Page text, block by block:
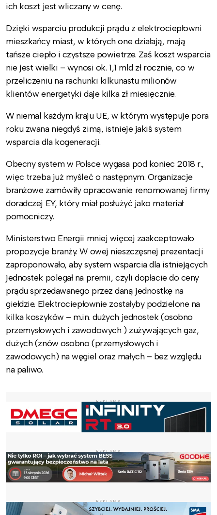
ich koszt jest wliczany w cenę.
Dzięki wsparciu produkcji prądu z elektrociepłowni
mieszkańcy miast, w których one działają, mają
tańsze ciepło i czystsze powietrze. Zaś koszt wsparcia
nie jest wielki – wynosi ok. 1,1 mld zł rocznie, co w
przeliczeniu na rachunki kilkunastu milionów
klientów energetyki daje kilka zł miesięcznie.
W niemal każdym kraju UE, w którym występuje pora
roku zwana niegdyś zimą, istnieje jakiś system
wsparcia dla kogeneracji.
Obecny system w Polsce wygasa pod koniec 2018 r.,
więc trzeba już myśleć o następnym. Organizacje
branżowe zamówiły opracowanie renomowanej firmy
doradczej EY, który miał posłużyć jako materiał
pomocniczy.
Ministerstwo Energii mniej więcej zaakceptowało
propozycje branży. W owej nieszczęsnej prezentacji
zaproponowało, aby system wsparcia dla istniejących
jednostek polegał na premii, czyli dopłacie do ceny
prądu sprzedawanego przez daną jednostkę na
giełdzie. Elektrociepłownie zostałyby podzielone na
kilka koszyków – m.in. dużych jednostek (osobno
przemysłowych i zawodowych ) zużywających gaz,
dużych (znów osobno (przemysłowych i
zawodowych) na węgiel oraz małych – bez względu
na paliwo.
REKLAMA
REKLAMA
REKLAMA